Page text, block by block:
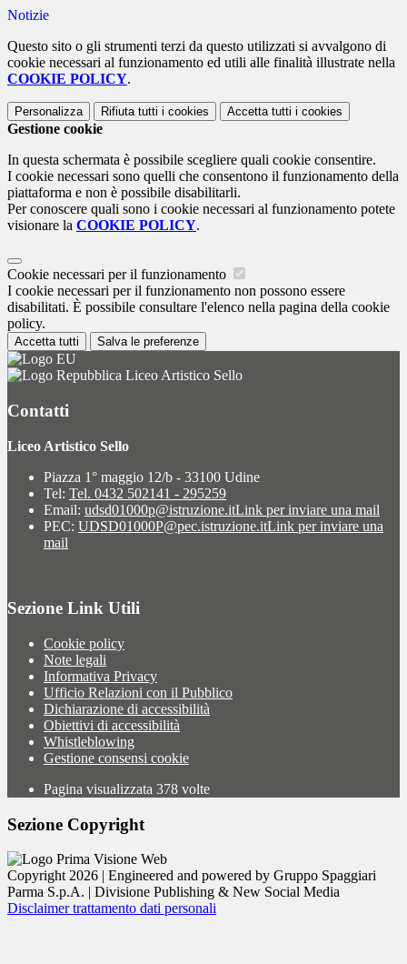
Notizie
Questo sito o gli strumenti terzi da questo utilizzati si avvalgono di
cookie necessari al funzionamento ed utili alle finalità illustrate nella
COOKIE POLICY.
Personalizza Rifiuta tutti i cookies Accetta tutti i cookies
Gestione cookie
In questa schermata è possibile scegliere quali cookie consentire.
I cookie necessari sono quelli che consentono il funzionamento della
piattaforma e non è possibile disabilitarli.
Per conoscere quali sono i cookie necessari al funzionamento potete
visionare la COOKIE POLICY.
Cookie necessari per il funzionamento
I cookie necessari per il funzionamento non possono essere
disabilitati. È possibile consultare l'elenco nella pagina della cookie
policy.
Accetta tutti Salva le preferenze
Liceo Artistico Sello
Contatti
Liceo Artistico Sello
Piazza 1° maggio 12/b - 33100 Udine
Tel: Tel. 0432 502141 - 295259
Email: udsd01000p@istruzione.itLink per inviare una mail
PEC: UDSD01000P@pec.istruzione.itLink per inviare una
mail
Sezione Link Utili
Cookie policy
Note legali
Informativa Privacy
Ufficio Relazioni con il Pubblico
Dichiarazione di accessibilità
Obiettivi di accessibilità
Whistleblowing
Gestione consensi cookie
Pagina visualizzata 378 volte
Sezione Copyright
Copyright 2026 | Engineered and powered by Gruppo Spaggiari
Parma S.p.A. | Divisione Publishing & New Social Media
Disclaimer trattamento dati personali